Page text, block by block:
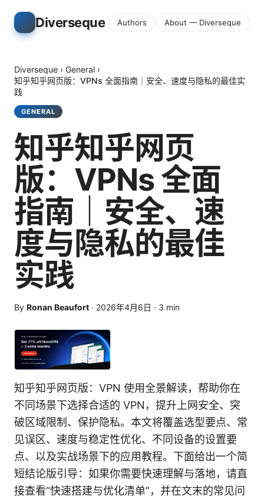
Diverseque Authors About — Diverseque
Diverseque › General ›
知乎知乎网页版：VPNs 全面指南｜安全、速度与隐私的最佳实
践
GENERAL
知乎知乎网页
版：VPNs 全面
指南｜安全、速
度与隐私的最佳
实践
By Ronan Beaufort · 2026年4月6日 · 3 min
知乎知乎网页版：VPN 使用全景解读，帮助你在
不同场景下选择合适的 VPN，提升上网安全、突
破区域限制、保护隐私。本文将覆盖选型要点、常
见误区、速度与稳定性优化、不同设备的设置要
点、以及实战场景下的应用教程。下面给出一个简
短结论版引导：如果你需要快速理解与落地，请直
接查看“快速搭建与优化清单”，并在文末的常见问